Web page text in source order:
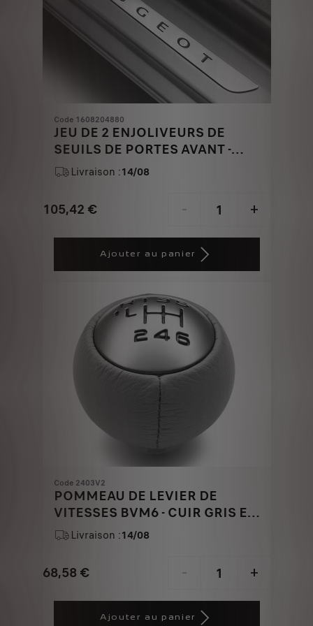
Code 1608204880
JEU DE 2 ENJOLIVEURS DE
SEUILS DE PORTES AVANT -
INOX BROSSE
Livraison :14/08
105,42 €
Price
- +
Quantity
Ajouter au panier
Code 2403V2
POMMEAU DE LEVIER DE
VITESSES BVM6 - CUIR GRIS ET
ALUMINIUM
Livraison :14/08
68,58 €
Price
- +
Quantity
Ajouter au panier